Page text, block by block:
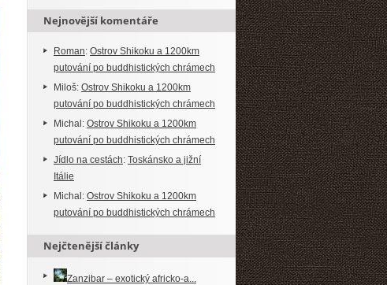
Nejnovější komentáře
Roman: Ostrov Shikoku a 1200km
putování po buddhistických chrámech
Miloš: Ostrov Shikoku a 1200km
putování po buddhistických chrámech
Michal: Ostrov Shikoku a 1200km
putování po buddhistických chrámech
Jídlo na cestách: Toskánsko a jižní
Itálie
Michal: Ostrov Shikoku a 1200km
putování po buddhistických chrámech
Nejčtenější články
Zanzibar – exotický africko-a...